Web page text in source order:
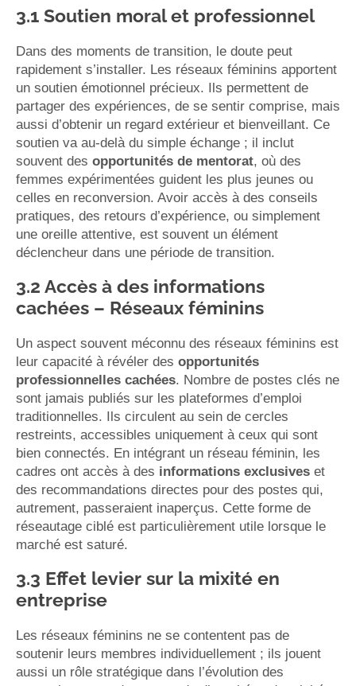
3.1 Soutien moral et professionnel
Dans des moments de transition, le doute peut
rapidement s’installer. Les réseaux féminins apportent
un soutien émotionnel précieux. Ils permettent de
partager des expériences, de se sentir comprise, mais
aussi d’obtenir un regard extérieur et bienveillant. Ce
soutien va au-delà du simple échange ; il inclut
souvent des opportunités de mentorat, où des
femmes expérimentées guident les plus jeunes ou
celles en reconversion. Avoir accès à des conseils
pratiques, des retours d’expérience, ou simplement
une oreille attentive, est souvent un élément
déclencheur dans une période de transition.
3.2 Accès à des informations
cachées – Réseaux féminins
Un aspect souvent méconnu des réseaux féminins est
leur capacité à révéler des opportunités
professionnelles cachées. Nombre de postes clés ne
sont jamais publiés sur les plateformes d’emploi
traditionnelles. Ils circulent au sein de cercles
restreints, accessibles uniquement à ceux qui sont
bien connectés. En intégrant un réseau féminin, les
cadres ont accès à des informations exclusives et
des recommandations directes pour des postes qui,
autrement, passeraient inaperçus. Cette forme de
réseautage ciblé est particulièrement utile lorsque le
marché est saturé.
3.3 Effet levier sur la mixité en
entreprise
Les réseaux féminins ne se contentent pas de
soutenir leurs membres individuellement ; ils jouent
aussi un rôle stratégique dans l’évolution des